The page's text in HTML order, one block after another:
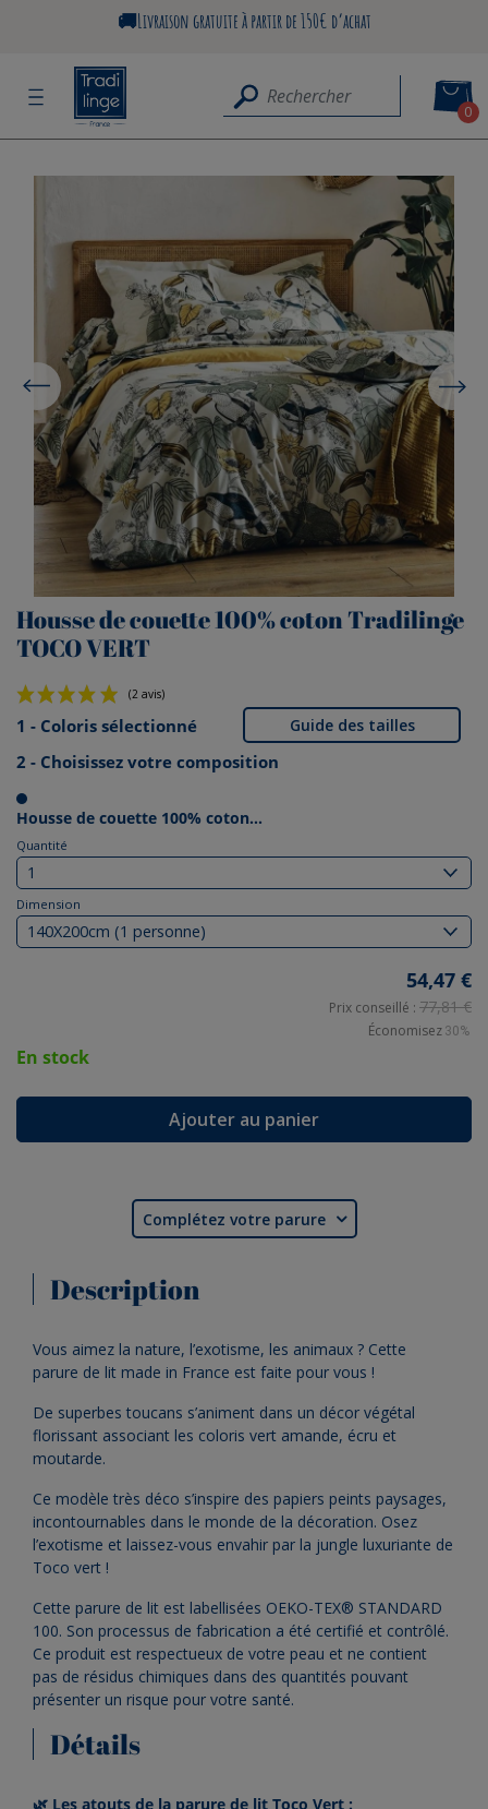
🚚Livraison gratuite à partir de 150€ d’achat
0
Housse de couette 100% coton Tradilinge
TOCO VERT
(2 avis)
Guide des tailles
1 - Coloris sélectionné
2 - Choisissez votre composition
Housse de couette 100% coton...
Quantité
Dimension
54,47 €
Prix conseillé : 77,81 €
Économisez 30%
En stock
Ajouter au panier
Complétez votre parure 
Description
Vous aimez la nature, l’exotisme, les animaux ? Cette
parure de lit made in France est faite pour vous !
De superbes toucans s’animent dans un décor végétal
florissant associant les coloris vert amande, écru et
moutarde.
Ce modèle très déco s’inspire des papiers peints paysages,
incontournables dans le monde de la décoration. Osez
l’exotisme et laissez-vous envahir par la jungle luxuriante de
Toco vert !
Cette parure de lit est labellisées OEKO-TEX® STANDARD
100. Son processus de fabrication a été certifié et contrôlé.
Ce produit est respectueux de votre peau et ne contient
pas de résidus chimiques dans des quantités pouvant
présenter un risque pour votre santé.
Détails
🌿 Les atouts de la parure de lit Toco Vert :